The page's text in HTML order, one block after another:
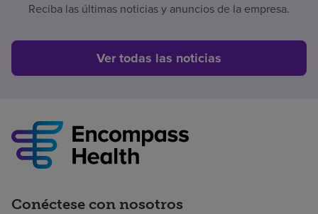
Reciba las últimas noticias y anuncios de la empresa.
Ver todas las noticias
Conéctese con nosotros